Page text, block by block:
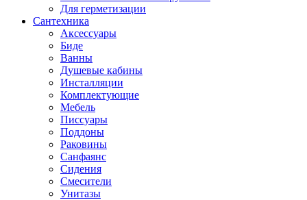
Для герметизации
Сантехника
Аксессуары
Биде
Ванны
Душевые кабины
Инсталляции
Комплектующие
Мебель
Писсуары
Поддоны
Раковины
Санфаянс
Сидения
Смесители
Унитазы